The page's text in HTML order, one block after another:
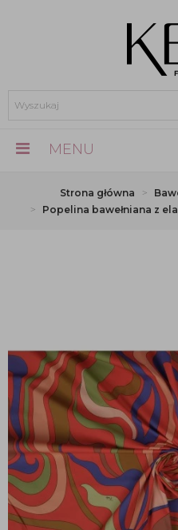
MENU
Strona główna
Popelina bawełniana z